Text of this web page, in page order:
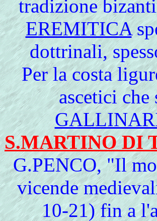
tradizione
EREMITICA
dottrinali,
Per la costa
ascetici che
S.MARTINO DI
G.PENCO, "Il
vicende
10-21) fin a